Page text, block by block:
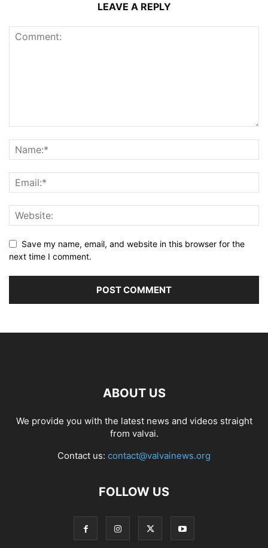
LEAVE A REPLY
Save my name, email, and website in this browser for the
next time I comment.
ABOUT US
We provide you with the latest news and videos straight
from valvai.
Contact us: contact@valvainews.org
FOLLOW US